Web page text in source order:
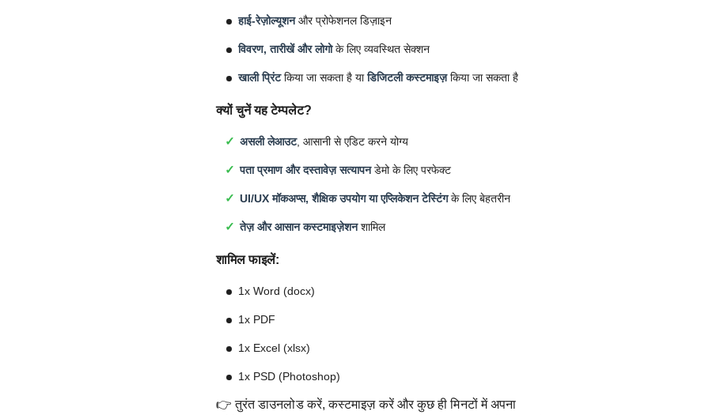
हाई-रेज़ोल्यूशनऔर प्रोफेशनल डिज़ाइन
विवरण, तारीखें और लोगोके लिए व्यवस्थित सेक्शन
खाली प्रिंटकिया जा सकता है याडिजिटली कस्टमाइज़किया जा सकता है
क्यों चुनें यह टेम्पलेट?
असली लेआउट, आसानी से एडिट करने योग्य
पता प्रमाण और दस्तावेज़ सत्यापनडेमो के लिए परफेक्ट
UI/UX मॉकअप्स, शैक्षिक उपयोग या एप्लिकेशन टेस्टिंगके लिए बेहतरीन
तेज़ और आसान कस्टमाइज़ेशनशामिल
शामिल फाइलें:
1x Word (docx)
1x PDF
1x Excel (xlsx)
1x PSD (Photoshop)
👉 तुरंत डाउनलोड करें, कस्टमाइज़ करें और कुछ ही मिनटों में अपना